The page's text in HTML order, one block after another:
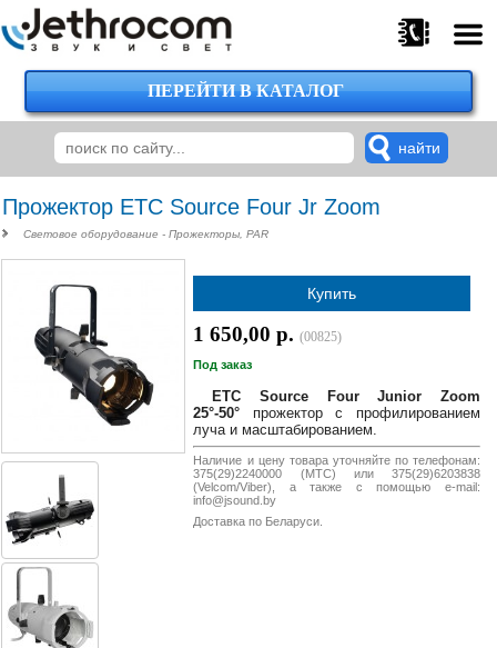
375
224-
00-
375
29
620-
ПЕРЕЙТИ В КАТАЛОГ
Прожектор ETC Source Four Jr Zoom
Световое оборудование - Прожекторы, PAR
Купить
1 650,00 р.(00825)
Под заказ
ETC Source Four Junior Zoom
25°-50° прожектор с профилированием
луча и масштабированием.
Наличие и цену товара уточняйте по телефонам:
375(29)2240000 (МТС) или 375(29)6203838
(Velcom/Viber), а также с помощью e-mail:
info@jsound.by
Доставка по Беларуси.